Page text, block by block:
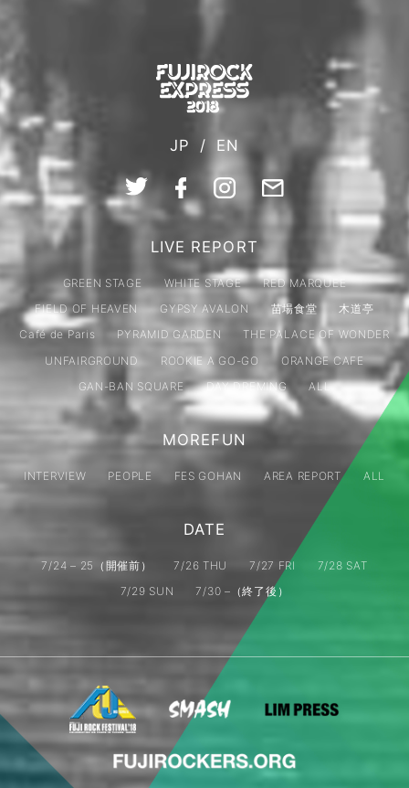
JP / EN
LIVE REPORT
GREEN STAGE WHITE STAGE
RED MARQUEE
FIELD OF HEAVEN
GYPSY AVALON 苗場食堂
木道亭
Café de Paris
PYRAMID GARDEN
THE PALACE OF WONDER
UNFAIRGROUND
ROOKIE A GO-GO
ORANGE CAFE
GAN-BAN SQUARE
DAY DREMING ALL
MOREFUN
INTERVIEW PEOPLE FES GOHAN AREA REPORT ALL
DATE
7/24 – 25（開催前） 7/26 THU 7/27 FRI
7/28 SAT
7/29 SUN
7/30 –（終了後）